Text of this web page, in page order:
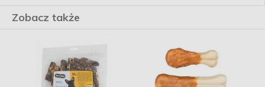
Zobacz także